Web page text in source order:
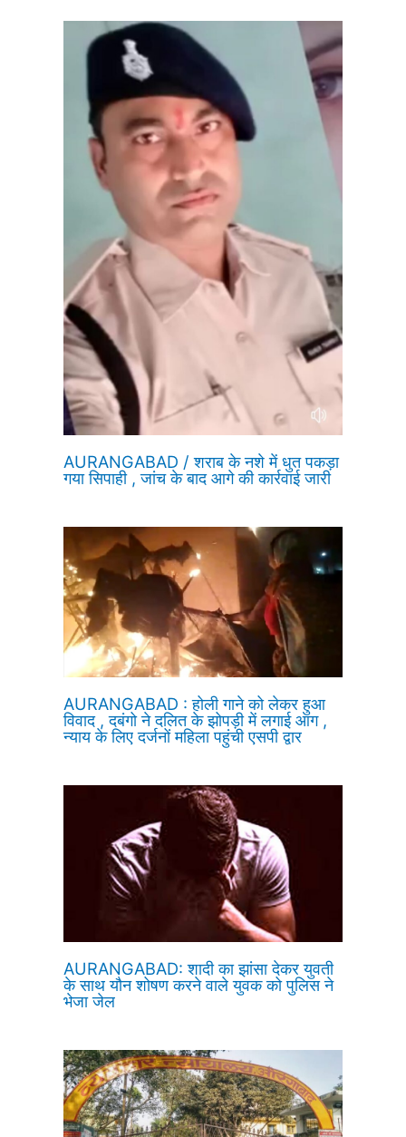
AURANGABAD / शराब के नशे में धुत पकड़ा
गया सिपाही , जांच के बाद आगे की कार्रवाई जारी
AURANGABAD : होली गाने को लेकर हुआ
विवाद , दबंगो ने दलित के झोपड़ी में लगाई आग ,
न्याय के लिए दर्जनों महिला पहुंची एसपी द्वार
AURANGABAD: शादी का झांसा देकर युवती
के साथ यौन शोषण करने वाले युवक को पुलिस ने
भेजा जेल